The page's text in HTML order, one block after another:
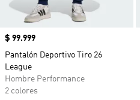
Precio
$ 99.999
Pantalón Deportivo Tiro 26
League
Hombre Performance
2 colores